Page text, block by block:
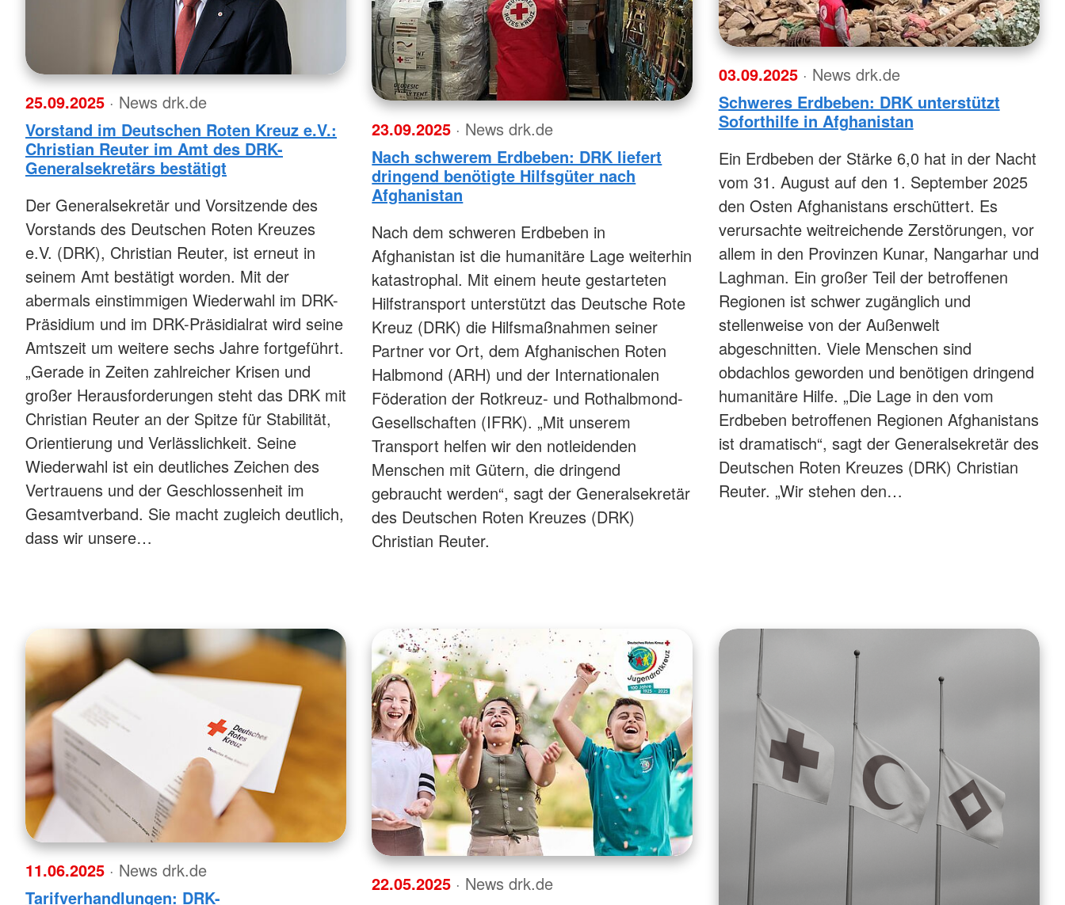
25.09.2025 · News drk.de
Vorstand im Deutschen Roten Kreuz e.V.:
Christian Reuter im Amt des DRK-
Generalsekretärs bestätigt
Der Generalsekretär und Vorsitzende des
Vorstands des Deutschen Roten Kreuzes
e.V. (DRK), Christian Reuter, ist erneut in
seinem Amt bestätigt worden. Mit der
abermals einstimmigen Wiederwahl im DRK-
Präsidium und im DRK-Präsidialrat wird seine
Amtszeit um weitere sechs Jahre fortgeführt.
„Gerade in Zeiten zahlreicher Krisen und
großer Herausforderungen steht das DRK mit
Christian Reuter an der Spitze für Stabilität,
Orientierung und Verlässlichkeit. Seine
Wiederwahl ist ein deutliches Zeichen des
Vertrauens und der Geschlossenheit im
Gesamtverband. Sie macht zugleich deutlich,
dass wir unsere…
23.09.2025 · News drk.de
Nach schwerem Erdbeben: DRK liefert
dringend benötigte Hilfsgüter nach
Afghanistan
Nach dem schweren Erdbeben in
Afghanistan ist die humanitäre Lage weiterhin
katastrophal. Mit einem heute gestarteten
Hilfstransport unterstützt das Deutsche Rote
Kreuz (DRK) die Hilfsmaßnahmen seiner
Partner vor Ort, dem Afghanischen Roten
Halbmond (ARH) und der Internationalen
Föderation der Rotkreuz- und Rothalbmond-
Gesellschaften (IFRK). „Mit unserem
Transport helfen wir den notleidenden
Menschen mit Gütern, die dringend
gebraucht werden“, sagt der Generalsekretär
des Deutschen Roten Kreuzes (DRK)
Christian Reuter.
03.09.2025 · News drk.de
Schweres Erdbeben: DRK unterstützt
Soforthilfe in Afghanistan
Ein Erdbeben der Stärke 6,0 hat in der Nacht
vom 31. August auf den 1. September 2025
den Osten Afghanistans erschüttert. Es
verursachte weitreichende Zerstörungen, vor
allem in den Provinzen Kunar, Nangarhar und
Laghman. Ein großer Teil der betroffenen
Regionen ist schwer zugänglich und
stellenweise von der Außenwelt
abgeschnitten. Viele Menschen sind
obdachlos geworden und benötigen dringend
humanitäre Hilfe. „Die Lage in den vom
Erdbeben betroffenen Regionen Afghanistans
ist dramatisch“, sagt der Generalsekretär des
Deutschen Roten Kreuzes (DRK) Christian
Reuter. „Wir stehen den…
11.06.2025 · News drk.de
Tarifverhandlungen: DRK-
22.05.2025 · News drk.de